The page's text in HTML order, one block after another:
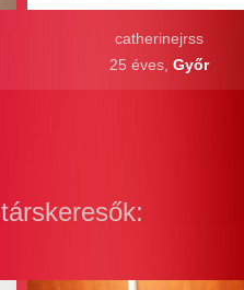
catherinejrss
25 éves, Győr
társkeresők: